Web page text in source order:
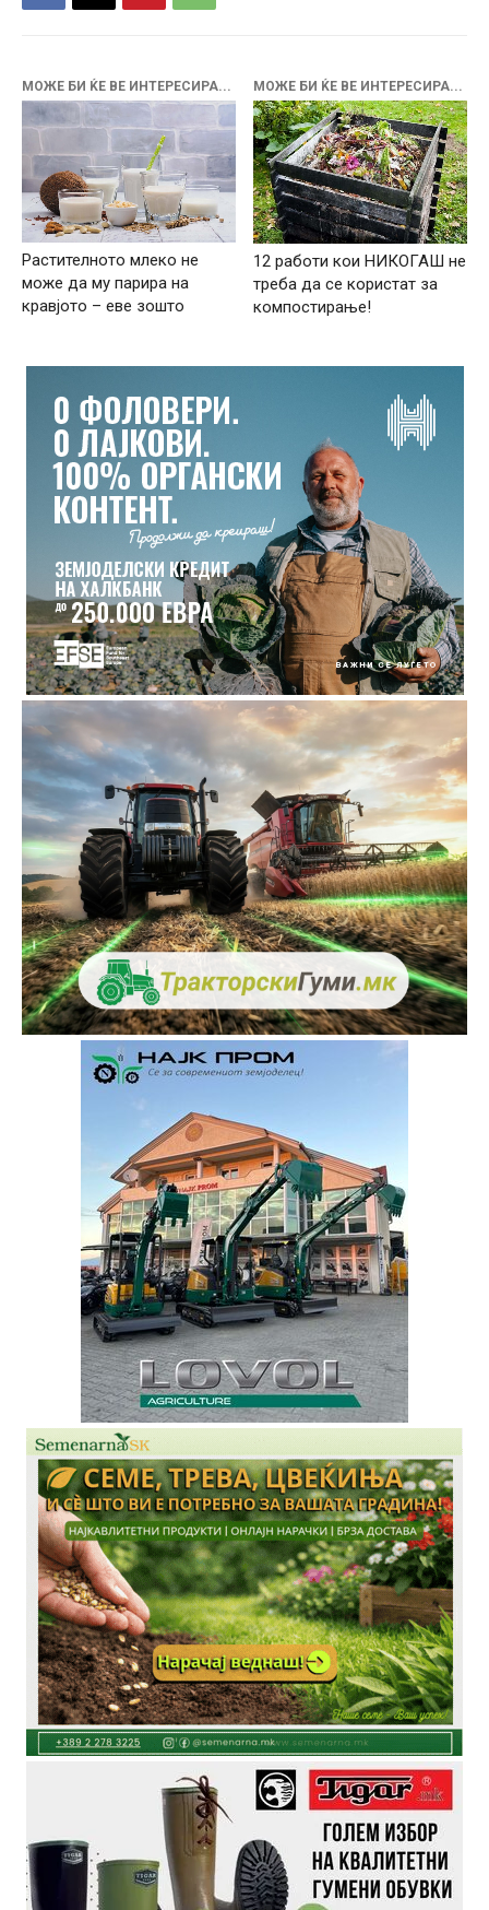
МОЖЕ БИ ЌЕ ВЕ ИНТЕРЕСИРА...
Растителното млеко не
може да му парира на
кравјото – еве зошто
МОЖЕ БИ ЌЕ ВЕ ИНТЕРЕСИРА...
12 работи кои НИКОГАШ не
треба да се користат за
компостирање!